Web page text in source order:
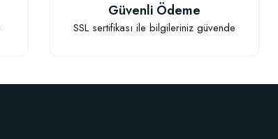
TÜKENDIGüvenli Ödeme
SSL sertifikası ile bilgileriniz güvende